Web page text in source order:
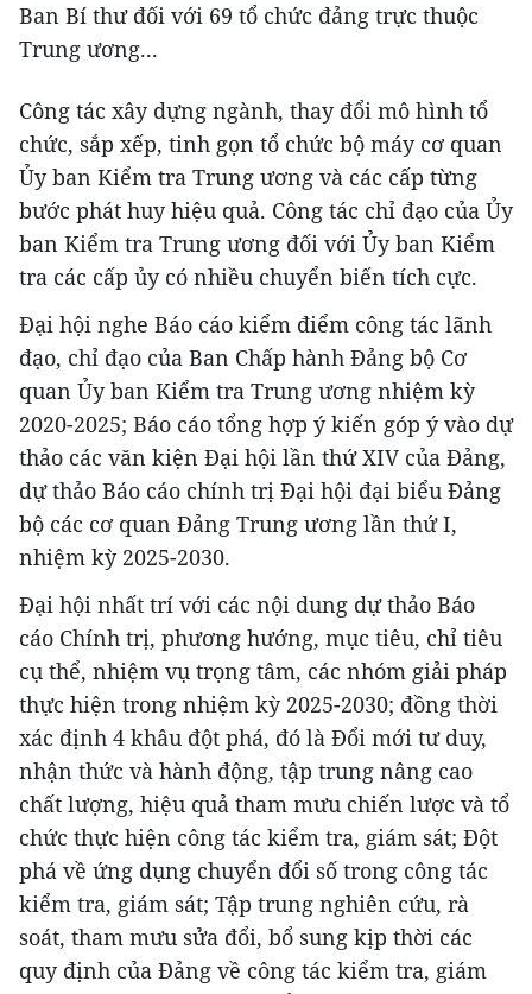
Ban Bí thư đối với 69 tổ chức đảng trực thuộc
Trung ương...
Công tác xây dựng ngành, thay đổi mô hình tổ
chức, sắp xếp, tinh gọn tổ chức bộ máy cơ quan
Ủy ban Kiểm tra Trung ương và các cấp từng
bước phát huy hiệu quả. Công tác chỉ đạo của Ủy
ban Kiểm tra Trung ương đối với Ủy ban Kiểm
tra các cấp ủy có nhiều chuyển biến tích cực.
Đại hội nghe Báo cáo kiểm điểm công tác lãnh
đạo, chỉ đạo của Ban Chấp hành Đảng bộ Cơ
quan Ủy ban Kiểm tra Trung ương nhiệm kỳ
2020-2025; Báo cáo tổng hợp ý kiến góp ý vào dự
thảo các văn kiện Đại hội lần thứ XIV của Đảng,
dự thảo Báo cáo chính trị Đại hội đại biểu Đảng
bộ các cơ quan Đảng Trung ương lần thứ I,
nhiệm kỳ 2025-2030.
Đại hội nhất trí với các nội dung dự thảo Báo
cáo Chính trị, phương hướng, mục tiêu, chỉ tiêu
cụ thể, nhiệm vụ trọng tâm, các nhóm giải pháp
thực hiện trong nhiệm kỳ 2025-2030; đồng thời
xác định 4 khâu đột phá, đó là Đổi mới tư duy,
nhận thức và hành động, tập trung nâng cao
chất lượng, hiệu quả tham mưu chiến lược và tổ
chức thực hiện công tác kiểm tra, giám sát; Đột
phá về ứng dụng chuyển đổi số trong công tác
kiểm tra, giám sát; Tập trung nghiên cứu, rà
soát, tham mưu sửa đổi, bổ sung kịp thời các
quy định của Đảng về công tác kiểm tra, giám